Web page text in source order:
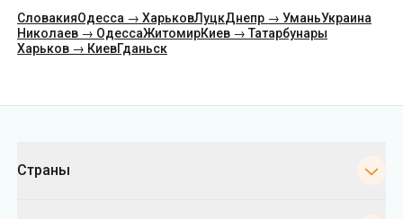
СловакияОдесса → ХарьковЛуцкДнепр → УманьУкраина
Николаев → ОдессаЖитомирКиев → Татарбунары
Харьков → КиевГданьск
Страны